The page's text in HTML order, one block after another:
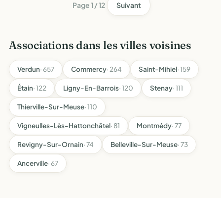
Page 1 / 12 Suivant
Associations dans les villes voisines
Verdun· 657 Commercy· 264 Saint-Mihiel· 159
Étain· 122 Ligny-En-Barrois· 120 Stenay· 111
Thierville-Sur-Meuse· 110
Vigneulles-Lès-Hattonchâtel· 81 Montmédy· 77
Revigny-Sur-Ornain· 74 Belleville-Sur-Meuse· 73
Ancerville· 67